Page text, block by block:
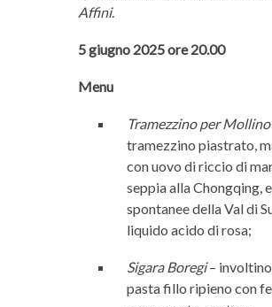
Affini.
5 giugno 2025 ore 20.00
Menu
Tramezzino per Mollino
tramezzino piastrato,
con uovo di riccio di
seppia alla Chongqing,
spontanee della Val di
liquido acido di rosa;
Sigara Boregi–
pasta fillo ripieno con